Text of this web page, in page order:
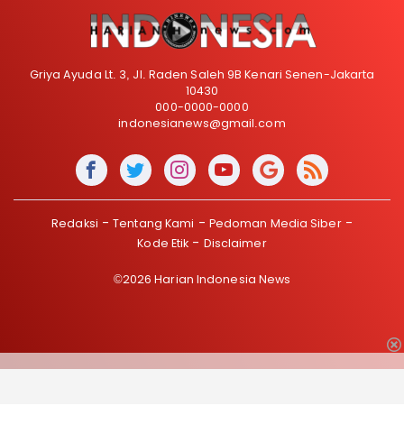
Griya Ayuda Lt. 3, Jl. Raden Saleh 9B Kenari Senen-Jakarta
10430
000-0000-0000
indonesianews@gmail.com
Redaksi Tentang Kami
Pedoman Media Siber
Kode Etik
Disclaimer
©2026 Harian Indonesia News